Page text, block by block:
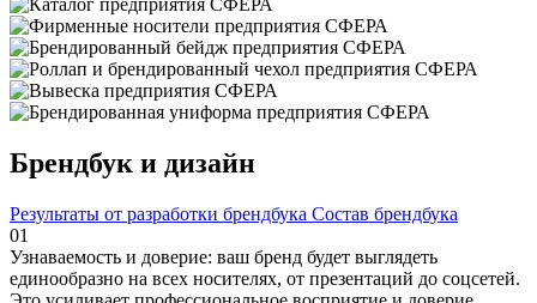
Брендбук и дизайн
Результаты от разработки брендбука Состав брендбука
01
Узнаваемость и доверие: ваш бренд будет выглядеть
единообразно на всех носителях, от презентаций до соцсетей.